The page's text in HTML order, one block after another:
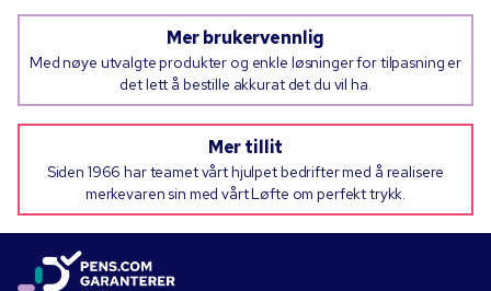
Mer brukervennlig
Med nøye utvalgte produkter og enkle løsninger for tilpasning er
det lett å bestille akkurat det du vil ha.
Mer tillit
Siden 1966 har teamet vårt hjulpet bedrifter med å realisere
merkevaren sin med vårt Løfte om perfekt trykk.